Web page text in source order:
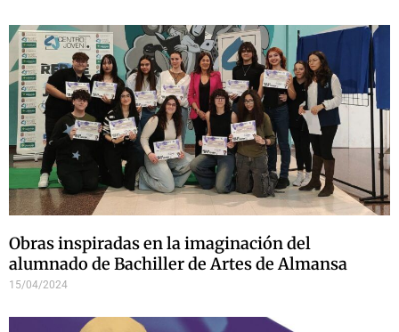
Obras inspiradas en la imaginación del
alumnado de Bachiller de Artes de Almansa
15/04/2024